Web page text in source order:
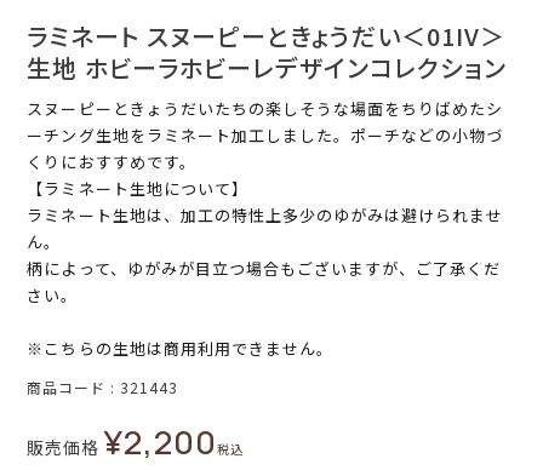
ラミネート スヌーピーときょうだい＜01IV＞
生地 ホビーラホビーレデザインコレクション
スヌーピーときょうだいたちの楽しそうな場面をちりばめたシ
ーチング生地をラミネート加工しました。ポーチなどの小物づ
くりにおすすめです。
【ラミネート生地について】
ラミネート生地は、加工の特性上多少のゆがみは避けられませ
ん。
柄によって、ゆがみが目立つ場合もございますが、ご了承くだ
さい。
※こちらの生地は商用利用できません。
商品コード 321443
販売価格 ¥2,200税込